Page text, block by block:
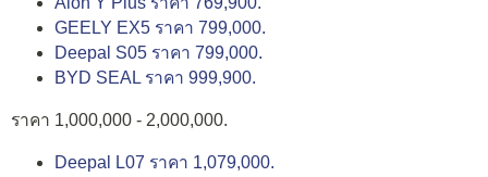
GEELY EX5 ราคา 799,000.
Deepal S05 ราคา 799,000.
BYD SEAL ราคา 999,900.
ราคา 1,000,000 - 2,000,000.
Deepal L07 ราคา 1,079,000.